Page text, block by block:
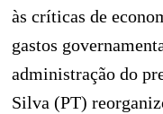
às críticas de
gastos
administração do
Silva (PT)